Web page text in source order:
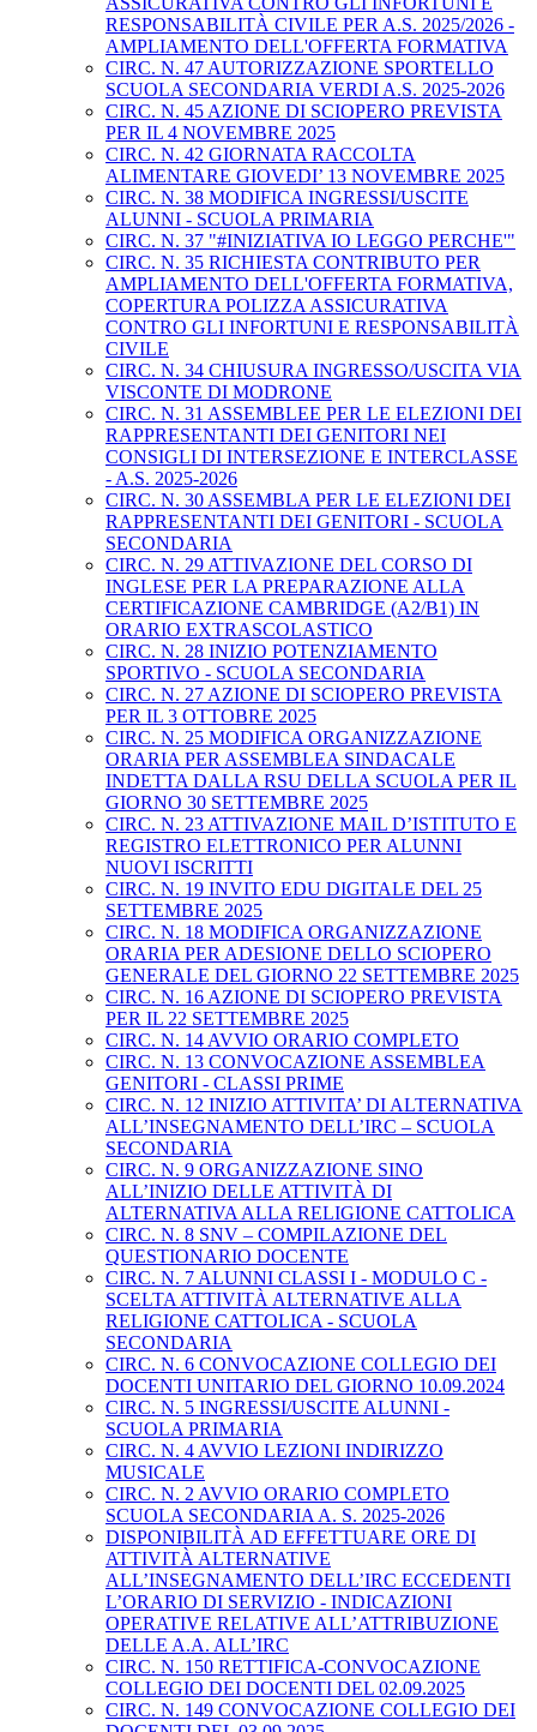
RESPONSABILITÀ CIVILE PER A.S. 2025/2026 -
AMPLIAMENTO DELL'OFFERTA FORMATIVA
CIRC. N. 47 AUTORIZZAZIONE SPORTELLO
SCUOLA SECONDARIA VERDI A.S. 2025-2026
CIRC. N. 45 AZIONE DI SCIOPERO PREVISTA
PER IL 4 NOVEMBRE 2025
CIRC. N. 42 GIORNATA RACCOLTA
ALIMENTARE GIOVEDI’ 13 NOVEMBRE 2025
CIRC. N. 38 MODIFICA INGRESSI/USCITE
ALUNNI - SCUOLA PRIMARIA
CIRC. N. 37 "#INIZIATIVA IO LEGGO PERCHE'"
CIRC. N. 35 RICHIESTA CONTRIBUTO PER
AMPLIAMENTO DELL'OFFERTA FORMATIVA,
COPERTURA POLIZZA ASSICURATIVA
CONTRO GLI INFORTUNI E RESPONSABILITÀ
CIVILE
CIRC. N. 34 CHIUSURA INGRESSO/USCITA VIA
VISCONTE DI MODRONE
CIRC. N. 31 ASSEMBLEE PER LE ELEZIONI DEI
RAPPRESENTANTI DEI GENITORI NEI
CONSIGLI DI INTERSEZIONE E INTERCLASSE
- A.S. 2025-2026
CIRC. N. 30 ASSEMBLA PER LE ELEZIONI DEI
RAPPRESENTANTI DEI GENITORI - SCUOLA
SECONDARIA
CIRC. N. 29 ATTIVAZIONE DEL CORSO DI
INGLESE PER LA PREPARAZIONE ALLA
CERTIFICAZIONE CAMBRIDGE (A2/B1) IN
ORARIO EXTRASCOLASTICO
CIRC. N. 28 INIZIO POTENZIAMENTO
SPORTIVO - SCUOLA SECONDARIA
CIRC. N. 27 AZIONE DI SCIOPERO PREVISTA
PER IL 3 OTTOBRE 2025
CIRC. N. 25 MODIFICA ORGANIZZAZIONE
ORARIA PER ASSEMBLEA SINDACALE
INDETTA DALLA RSU DELLA SCUOLA PER IL
GIORNO 30 SETTEMBRE 2025
CIRC. N. 23 ATTIVAZIONE MAIL D’ISTITUTO E
REGISTRO ELETTRONICO PER ALUNNI
NUOVI ISCRITTI
CIRC. N. 19 INVITO EDU DIGITALE DEL 25
SETTEMBRE 2025
CIRC. N. 18 MODIFICA ORGANIZZAZIONE
ORARIA PER ADESIONE DELLO SCIOPERO
GENERALE DEL GIORNO 22 SETTEMBRE 2025
CIRC. N. 16 AZIONE DI SCIOPERO PREVISTA
PER IL 22 SETTEMBRE 2025
CIRC. N. 14 AVVIO ORARIO COMPLETO
CIRC. N. 13 CONVOCAZIONE ASSEMBLEA
GENITORI - CLASSI PRIME
CIRC. N. 12 INIZIO ATTIVITA’ DI ALTERNATIVA
ALL’INSEGNAMENTO DELL’IRC – SCUOLA
SECONDARIA
CIRC. N. 9 ORGANIZZAZIONE SINO
ALL’INIZIO DELLE ATTIVITÀ DI
ALTERNATIVA ALLA RELIGIONE CATTOLICA
CIRC. N. 8 SNV – COMPILAZIONE DEL
QUESTIONARIO DOCENTE
CIRC. N. 7 ALUNNI CLASSI I - MODULO C -
SCELTA ATTIVITÀ ALTERNATIVE ALLA
RELIGIONE CATTOLICA - SCUOLA
SECONDARIA
CIRC. N. 6 CONVOCAZIONE COLLEGIO DEI
DOCENTI UNITARIO DEL GIORNO 10.09.2024
CIRC. N. 5 INGRESSI/USCITE ALUNNI -
SCUOLA PRIMARIA
CIRC. N. 4 AVVIO LEZIONI INDIRIZZO
MUSICALE
CIRC. N. 2 AVVIO ORARIO COMPLETO
SCUOLA SECONDARIA A. S. 2025-2026
DISPONIBILITÀ AD EFFETTUARE ORE DI
ATTIVITÀ ALTERNATIVE
ALL’INSEGNAMENTO DELL’IRC ECCEDENTI
L’ORARIO DI SERVIZIO - INDICAZIONI
OPERATIVE RELATIVE ALL’ATTRIBUZIONE
DELLE A.A. ALL’IRC
CIRC. N. 150 RETTIFICA-CONVOCAZIONE
COLLEGIO DEI DOCENTI DEL 02.09.2025
CIRC. N. 149 CONVOCAZIONE COLLEGIO DEI